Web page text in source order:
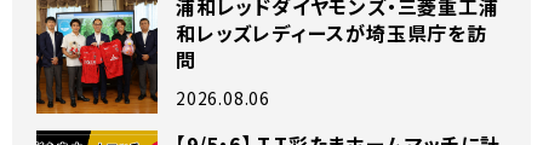
浦和レッドダイヤモンズ・三菱重工浦
和レッズレディースが埼玉県庁を訪
問
2026.08.06